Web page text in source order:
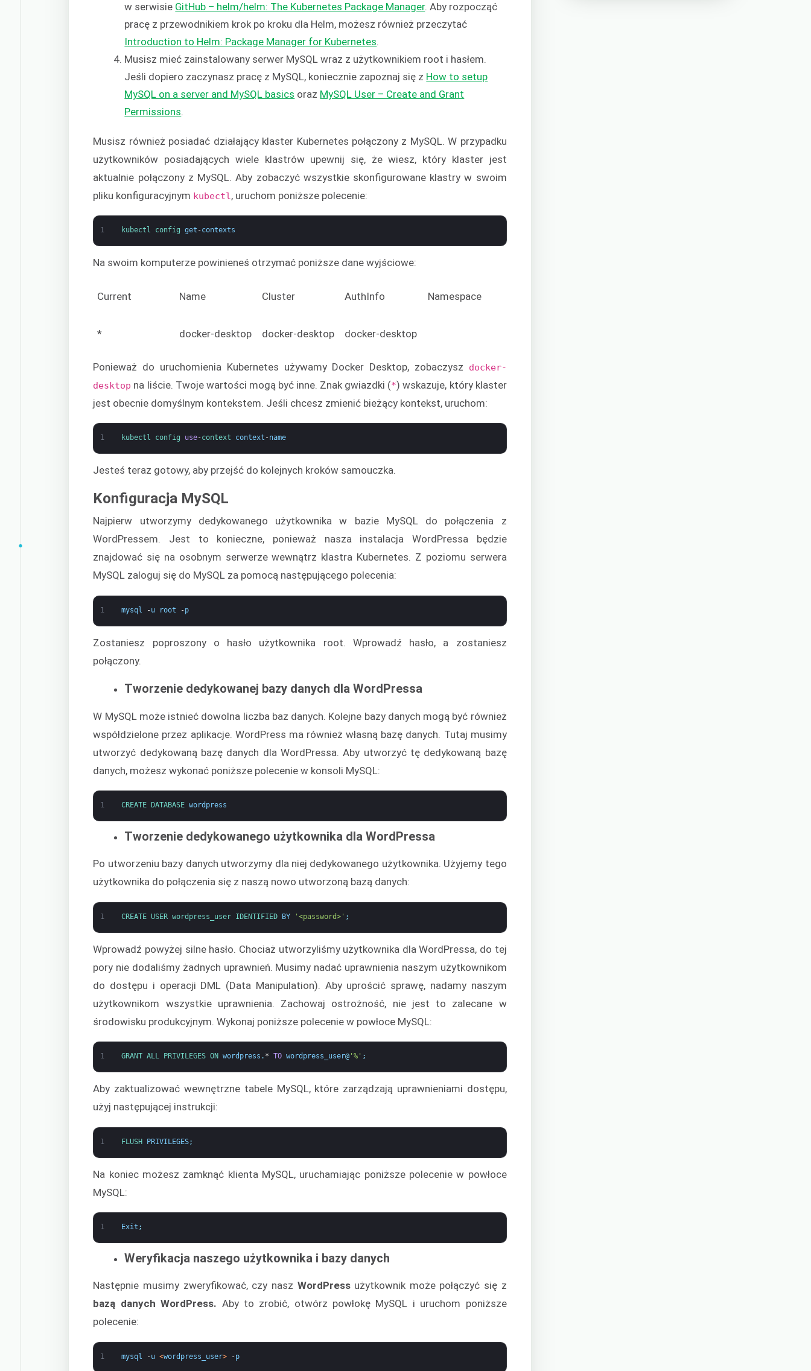
w serwisie GitHub – helm/helm: The Kubernetes Package Manager. Aby rozpocząć
pracę z przewodnikiem krok po kroku dla Helm, możesz również przeczytać
Introduction to Helm: Package Manager for Kubernetes.
Musisz mieć zainstalowany serwer MySQL wraz z użytkownikiem root i hasłem.
Jeśli dopiero zaczynasz pracę z MySQL, koniecznie zapoznaj się z How to setup
MySQL on a server and MySQL basics oraz MySQL User – Create and Grant
Permissions.
Musisz również posiadać działający klaster Kubernetes połączony z MySQL. W przypadku
użytkowników posiadających wiele klastrów upewnij się, że wiesz, który klaster jest
aktualnie połączony z MySQL. Aby zobaczyć wszystkie skonfigurowane klastry w swoim
pliku konfiguracyjnym kubectl , uruchom poniższe polecenie:
1 kubectl config get -contexts
Na swoim komputerze powinieneś otrzymać poniższe dane wyjściowe:
Current Name Cluster AuthInfo Namespace
* docker-desktop docker-desktop docker-desktop
Ponieważ do uruchomienia Kubernetes używamy Docker Desktop, zobaczysz
docker-
desktop na liście. Twoje wartości mogą być inne. Znak gwiazdki (*) wskazuje, który klaster
jest obecnie domyślnym kontekstem. Jeśli chcesz zmienić bieżący kontekst, uruchom:
1 kubectl config use-context context -name
Jesteś teraz gotowy, aby przejść do kolejnych kroków samouczka.
Konfiguracja MySQL
Najpierw utworzymy dedykowanego użytkownika w bazie MySQL do połączenia z
WordPressem. Jest to konieczne, ponieważ nasza instalacja WordPressa będzie
znajdować się na osobnym serwerze wewnątrz klastra Kubernetes. Z poziomu serwera
MySQL zaloguj się do MySQL za pomocą następującego polecenia:
1 mysql -u root -p
Zostaniesz poproszony o hasło użytkownika root. Wprowadź hasło, a zostaniesz
połączony.
Tworzenie dedykowanej bazy danych dla WordPressa
W MySQL może istnieć dowolna liczba baz danych. Kolejne bazy danych mogą być również
współdzielone przez aplikacje. WordPress ma również własną bazę danych. Tutaj musimy
utworzyć dedykowaną bazę danych dla WordPressa. Aby utworzyć tę dedykowaną bazę
danych, możesz wykonać poniższe polecenie w konsoli MySQL:
1 CREATE DATABASE wordpress
Tworzenie dedykowanego użytkownika dla WordPressa
Po utworzeniu bazy danych utworzymy dla niej dedykowanego użytkownika. Użyjemy tego
użytkownika do połączenia się z naszą nowo utworzoną bazą danych:
1 CREATE USER wordpress_user IDENTIFIED BY '<password>' ;
Wprowadź powyżej silne hasło. Chociaż utworzyliśmy użytkownika dla WordPressa, do tej
pory nie dodaliśmy żadnych uprawnień. Musimy nadać uprawnienia naszym użytkownikom
do dostępu i operacji DML (Data Manipulation). Aby uprościć sprawę, nadamy naszym
użytkownikom wszystkie uprawnienia. Zachowaj ostrożność, nie jest to zalecane w
środowisku produkcyjnym. Wykonaj poniższe polecenie w powłoce MySQL:
1 GRANT ALL PRIVILEGES ON wordpress . * TO wordpress_user@'%' ;
Aby zaktualizować wewnętrzne tabele MySQL, które zarządzają uprawnieniami dostępu,
użyj następującej instrukcji:
1 FLUSH PRIVILEGES;
Na koniec możesz zamknąć klienta MySQL, uruchamiając poniższe polecenie w powłoce
MySQL:
1 Exit ;
Weryfikacja naszego użytkownika i bazy danych
Następnie musimy zweryfikować, czy nasz WordPressużytkownik może połączyć się z
bazą danych WordPress. Aby to zrobić, otwórz powłokę MySQL i uruchom poniższe
polecenie:
1 mysql -u <wordpress_user> -p